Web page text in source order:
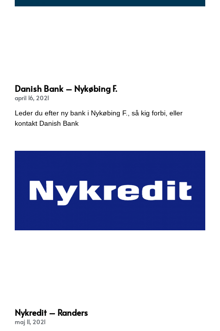
Danish Bank – Nykøbing F.
april 16, 2021
Leder du efter ny bank i Nykøbing F., så kig forbi, eller
kontakt Danish Bank
Nykredit – Randers
maj 11, 2021